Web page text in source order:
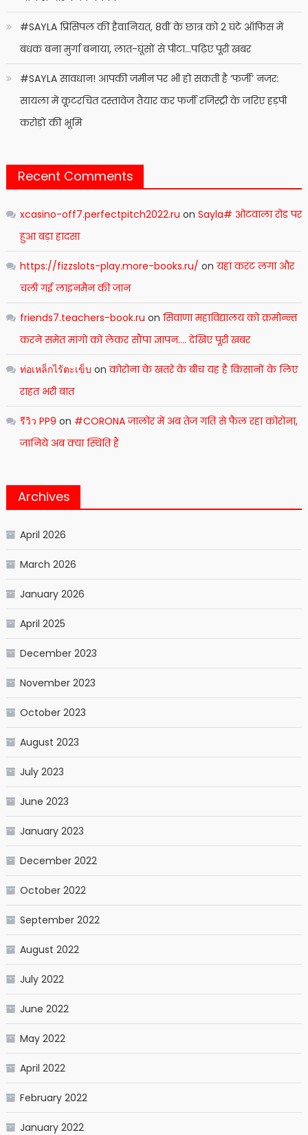
#SAYLA प्रिंसिपल की हैवानियत, 8वीं के छात्र को 2 घंटे ऑफिस में
बंधक बना मुर्गा बनाया, लात-घूंसों से पीटा…पढ़िए पूरी खबर
#SAYLA सावधान! आपकी जमीन पर भी हो सकती है ‘फर्जी’ नजर:
सायला में कूटरचित दस्तावेज तैयार कर फर्जी रजिस्ट्री के जरिए हड़पी
करोड़ों की भूमि
Recent Comments
xcasino-off7.perfectpitch2022.ru on Sayla# ओटवाला रोड पर
हुआ बड़ा हादसा
https://fizzslots-play.more-books.ru/ on यहां करंट लगा और
चली गई लाइनमैन की जान
friends7.teachers-book.ru on सिवाणा महाविद्यालय को क्रमोन्न्त
करने समेत मांगो को लेकर सौंपा ज्ञापन…. देखिए पूरी खबर
ท่อเหล็กไร้ตะเข็บ onकोरोना के खतरे के बीच यह है किसानों के लिए
राहत भरी बात
รีวิว PP9 on #CORONA जालोर में अब तेज गति से फैल रहा कोरोना,
जानिये अब क्या स्थिति हैं
Archives
April 2026
March 2026
January 2026
April 2025
December 2023
November 2023
October 2023
August 2023
July 2023
June 2023
January 2023
December 2022
October 2022
September 2022
August 2022
July 2022
June 2022
May 2022
April 2022
February 2022
January 2022